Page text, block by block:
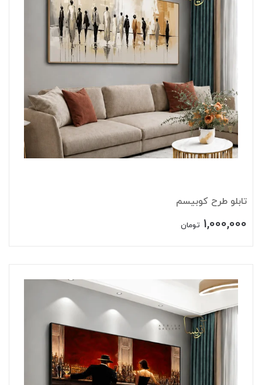
تابلو طرح کوبیسم
1,000,000 تومان